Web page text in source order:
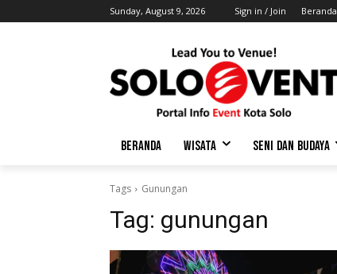
Sunday, August 9, 2026 Sign in / Join Beranda
BERANDA WISATA SENI DAN BUDAYA
Tags Gunungan
Tag: gunungan